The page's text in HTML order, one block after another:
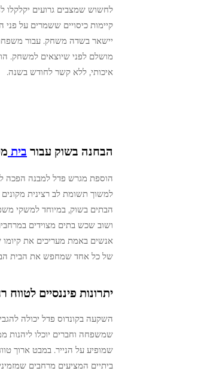
לחשוש שמצבים גרועים
קיימות כיסויים ששמרים על
יישאר בשדה משחק. עבור משפחות
מושלם לפני שיוצאים למשחק.
איכותי, ללא קשר לחודש בשנה.
הבחנה בשוק עבור בית
הוספת מגרש פדל למבנה הפכה
למשוך תשומת לב רצינית
הבתים בשוק, במיוחד למשקי
ושוב שכש בתים מצוידים
אנשים באמת מעריכים את
של כל אחד שמחפש את הבית
יתרונות פיננסיים
השקעה בקונדוס פדל יכולה
שמשפחה וחברים יוכלו ליהנות
שמופיע על הנייר. במבט ארוך